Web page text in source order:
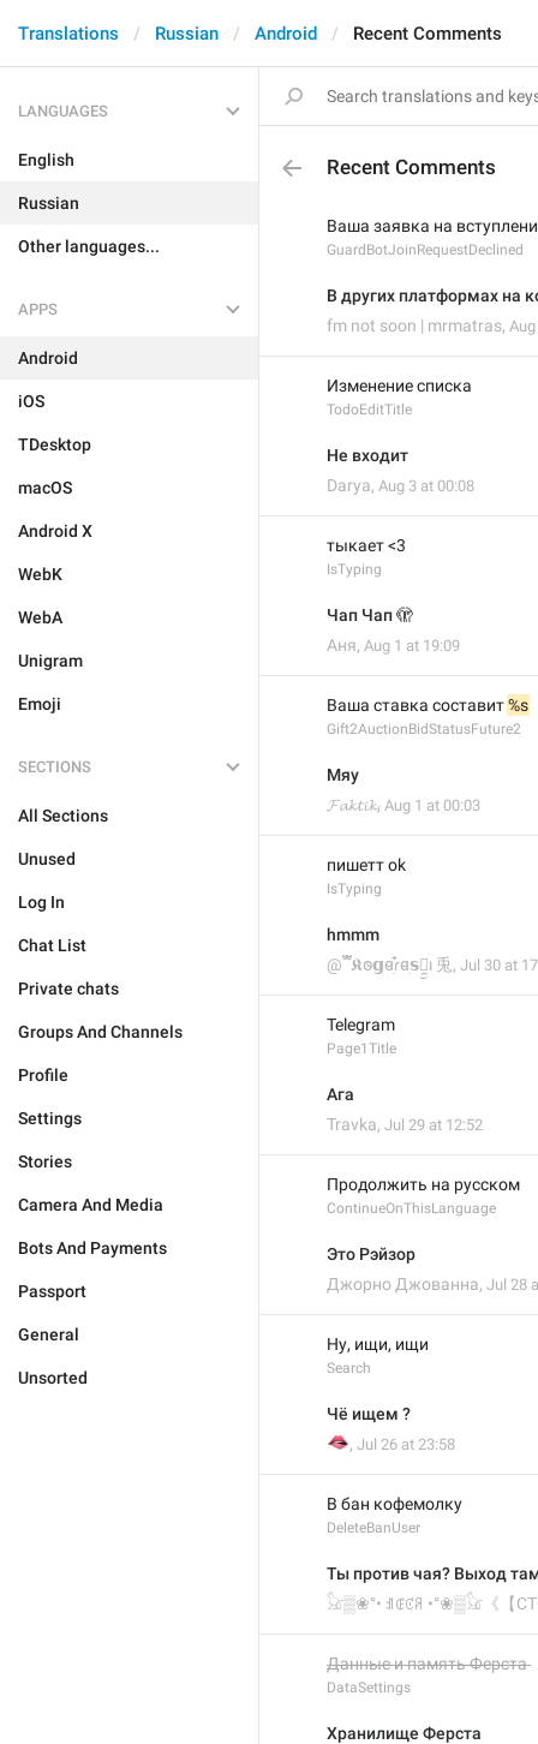
Translations Russian Android Recent Comments
LANGUAGES
English
Russian
Other languages...
APPS
Android
iOS
TDesktop
macOS
Android X
WebK
WebA
Unigram
Emoji
SECTIONS
All Sections
Unused
Log In
Chat List
Private chats
Groups And Channels
Profile
Settings
Stories
Camera And Media
Bots And Payments
Passport
General
Unsorted
Recent Comments
Ваша заявка на
GuardBotJoinRequestDeclined
В других платформах на
fm not soon | mrmatras,
Изменение списка
TodoEditTitle
Не входит
Darya, Aug 3 at 00:08
тыкает <3
IsTyping
Чап Чап 🫣
Аня, Aug 1 at 19:09
Ваша ставка составит %s
Gift2AuctionBidStatusFuture2
Мяу
𝓕𝓪𝓴𝓽𝓲𝓴, Aug 1 at 00:03
пишетт ok
IsTyping
hmmm
@ ፝֯֟ 𝕶𐐫𝗴𐐼ׅɾ໋𐐼ׅ𝘀𝗵︩︪ı ㅤㅤ兎 , Jul 30 at
Telegram
Page1Title
Ага
Travka, Jul 29 at 12:52
Продолжить на русском
ContinueOnThisLanguage
Это Рэйзор
Джорно Джованна, Jul 28
Ну, ищи, ищи
Search
Чё ищем ?
🫦
, Jul 26 at 23:58
В бан кофемолку
DeleteBanUser
Ты против чая? Выход
𓃠▒❀°• ꀊꂅꊐꋪ •°❀▒𓃠《【
Данные и память Ферста
DataSettings
Хранилище Ферста